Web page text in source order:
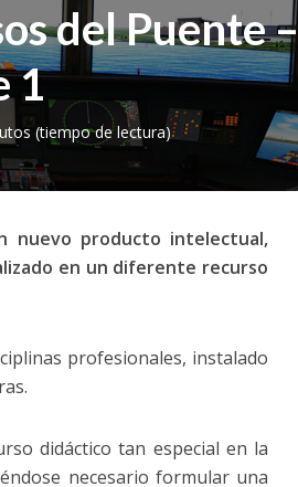
del Puente –
1
(tiempo de lectura)
nuevo producto intelectual,
en un diferente recurso
profesionales, instalado
didáctico tan especial en la
necesario formular una